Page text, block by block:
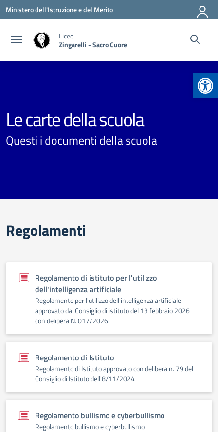
Vai ai contenuti
Vai al menu di navigazione
Vai al footer
Ministero dell'Istruzione e del Merito
Liceo
Zingarelli - Sacro Cuore
Le carte della scuola
Questi i documenti della scuola
Regolamenti
Regolamento di istituto per l'utilizzo
dell'intelligenza artificiale
Regolamento per l'utilizzo dell'intelligenza artificiale
approvato dal Consiglio di istituto del 13 febbraio 2026
con delibera N. 017/2026.
Regolamento di Istituto
Regolamento di Istituto approvato con delibera n. 79 del
Consiglio di Istituto dell'8/11/2024
Regolamento bullismo e cyberbullismo
Regolamento bullismo e cyberbullismo